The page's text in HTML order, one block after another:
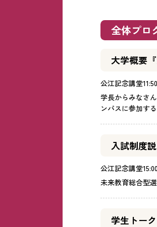
全体プロ
大学概要
公江記念講堂
学長からみなさ
ンパスに参加す
入試制度
公江記念講堂
未来教育総合型
学生トー